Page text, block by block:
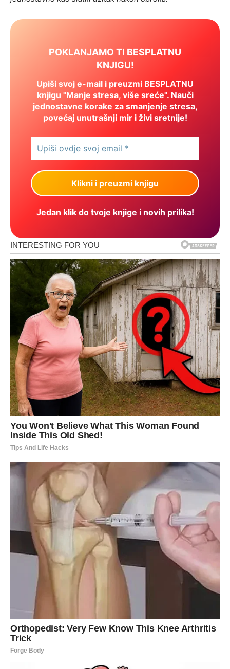
POKLANJAMO TI BESPLATNU
KNJIGU!
Upiši svoj e-mail i preuzmi BESPLATNU
knjigu "Manje stresa, više sreće". Nauči
jednostavne korake za smanjenje stresa,
povećaj unutrašnji mir i živi sretnije!
Jedan klik do tvoje knjige i novih prilika!